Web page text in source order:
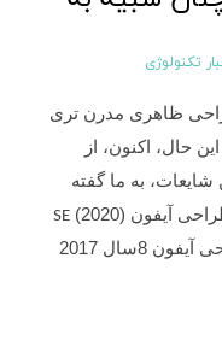
تکنولوژی
از طراحی ظاهری مدرن تری
حال، اکنون، از
به ما گفته
SE (2020)
را خواهد داشت که در واقع مجددا از طراحی آیفون 8سال 2017